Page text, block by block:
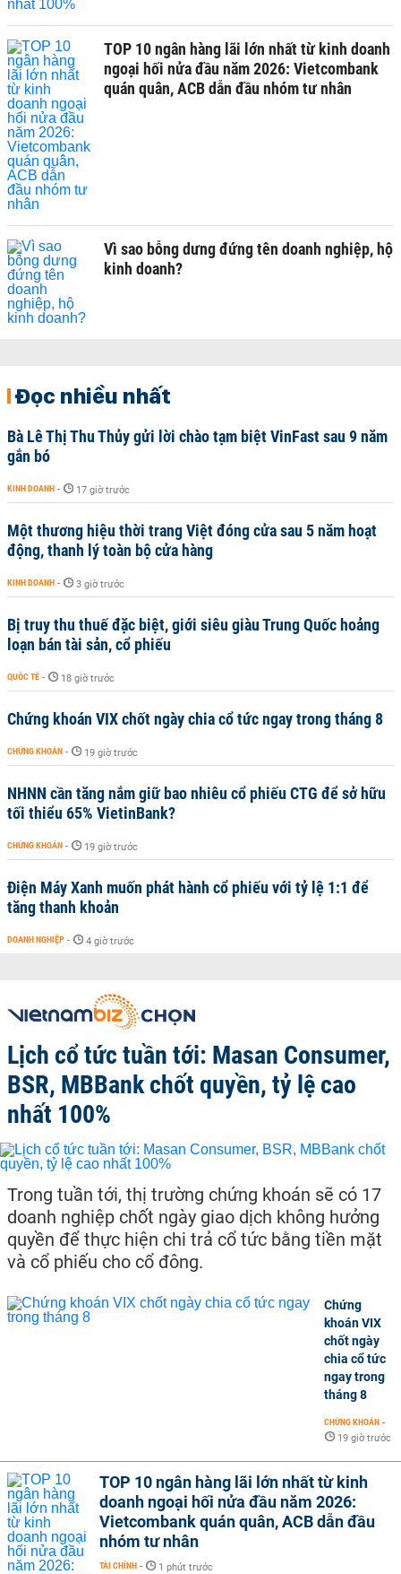
TOP 10 ngân hàng lãi lớn nhất từ kinh doanh
ngoại hối nửa đầu năm 2026: Vietcombank
quán quân, ACB dẫn đầu nhóm tư nhân
Vì sao bỗng dưng đứng tên doanh nghiệp, hộ
kinh doanh?
Đọc nhiều nhất
Bà Lê Thị Thu Thủy gửi lời chào tạm biệt VinFast sau 9 năm
gắn bó
KINH DOANH - 17 giờ trước
Một thương hiệu thời trang Việt đóng cửa sau 5 năm hoạt
động, thanh lý toàn bộ cửa hàng
KINH DOANH - 3 giờ trước
Bị truy thu thuế đặc biệt, giới siêu giàu Trung Quốc hoảng
loạn bán tài sản, cổ phiếu
QUỐC TẾ - 18 giờ trước
Chứng khoán VIX chốt ngày chia cổ tức ngay trong tháng 8
CHỨNG KHOÁN - 19 giờ trước
NHNN cần tăng nắm giữ bao nhiêu cổ phiếu CTG để sở hữu
tối thiểu 65% VietinBank?
CHỨNG KHOÁN - 19 giờ trước
Điện Máy Xanh muốn phát hành cổ phiếu với tỷ lệ 1:1 để
tăng thanh khoản
DOANH NGHIỆP - 4 giờ trước
Lịch cổ tức tuần tới: Masan Consumer,
BSR, MBBank chốt quyền, tỷ lệ cao
nhất 100%
Trong tuần tới, thị trường chứng khoán sẽ có 17
doanh nghiệp chốt ngày giao dịch không hưởng
quyền để thực hiện chi trả cổ tức bằng tiền mặt
và cổ phiếu cho cổ đông.
Chứng
khoán VIX
chốt ngày
chia cổ tức
ngay trong
tháng 8
CHỨNG KHOÁN -
19 giờ trước
TOP 10 ngân hàng lãi lớn nhất từ kinh
doanh ngoại hối nửa đầu năm 2026:
Vietcombank quán quân, ACB dẫn đầu
nhóm tư nhân
TÀI CHÍNH - 1 phút trước